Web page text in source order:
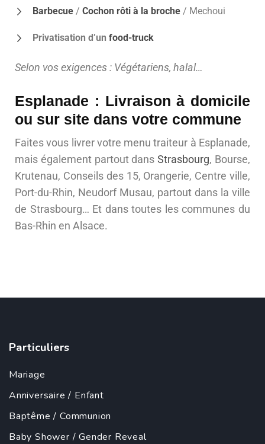
Barbecue / Cochon rôti à la broche / Mechoui
Privatisation d’un food-truck
Selon vos exigences : Végétariens, halal…
Esplanade : Livraison à domicile
ou sur site dans votre commune
Faites vous livrer votre menu traiteur à Esplanade,
mais également partout dansStrasbourg, Bourse,
Krutenau, Conseils des 15, Orangerie, Centre ville,
Port-du-Rhin, Neudorf Musau, partout dans la ville
de Strasbourg… Et dans toutes les communes du
Bas-Rhin en Alsace.
Particuliers
Mariage
Anniversaire / Enfant
Baptême /Communion
Baby Shower /Gender Reveal